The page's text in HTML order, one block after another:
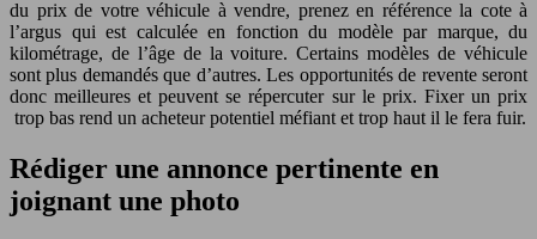
du prix de votre véhicule à vendre, prenez en référence la cote à
l’argus qui est calculée en fonction du modèle par marque, du
kilométrage, de l’âge de la voiture. Certains modèles de véhicule
sont plus demandés que d’autres. Les opportunités de revente seront
donc meilleures et peuvent se répercuter sur le prix. Fixer un prix
trop bas rend un acheteur potentiel méfiant et trop haut il le fera fuir.
Rédiger une annonce pertinente en
joignant une photo